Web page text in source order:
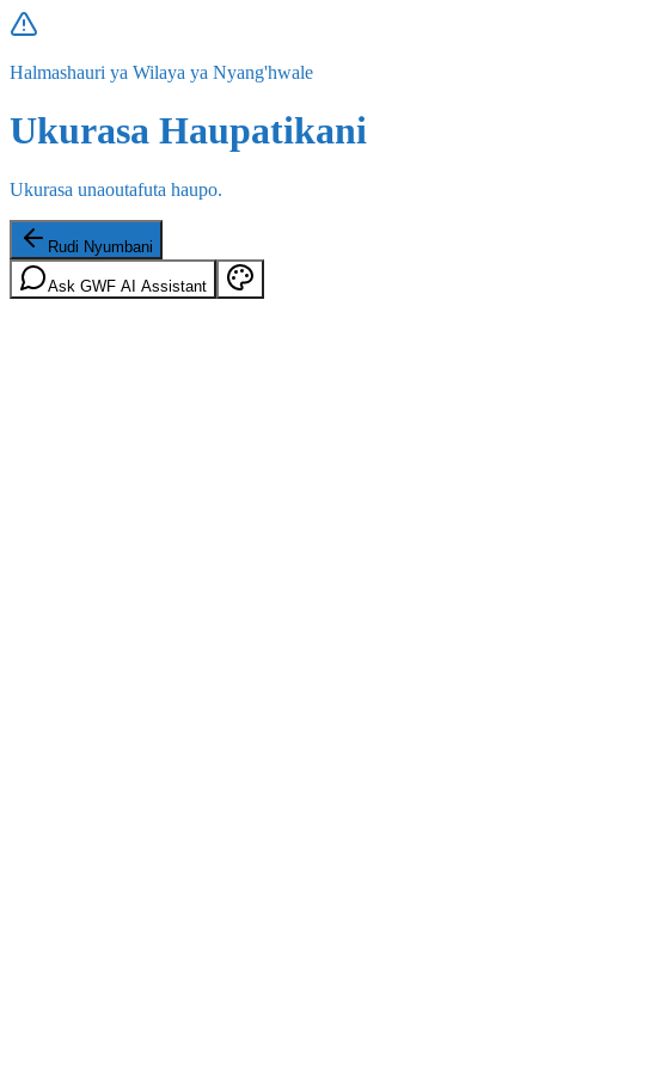
Halmashauri ya Wilaya ya Nyang'hwale
Ukurasa Haupatikani
Ukurasa unaoutafuta haupo.
Rudi Nyumbani
Ask GWF AI Assistant